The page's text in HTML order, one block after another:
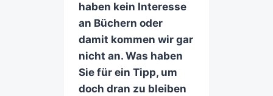
haben kein Interesse
an Büchern oder
damit kommen wir gar
nicht an. Was haben
Sie für ein Tipp, um
doch dran zu bleiben